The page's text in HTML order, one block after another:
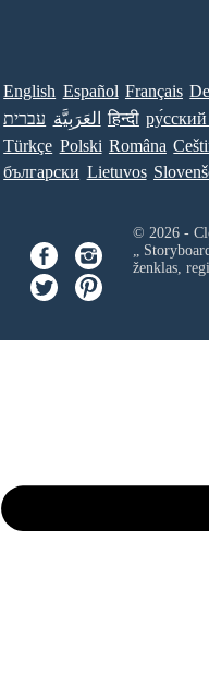
English Español Français
עברית العَرَبِيَّة हिन्दी
Türkçe Polski Româna
български Lietuvos
© 2026 -
„
ženklas,